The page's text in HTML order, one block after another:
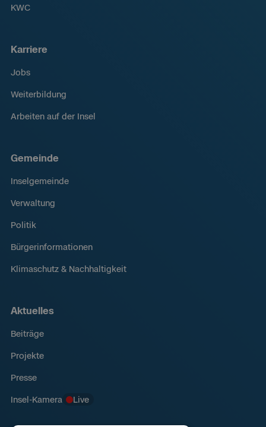
KWC
Karriere
Jobs
Weiterbildung
Arbeiten auf der Insel
Gemeinde
Inselgemeinde
Verwaltung
Politik
Bürgerinformationen
Klimaschutz & Nachhaltigkeit
Aktuelles
Beiträge
Projekte
Presse
Insel-Kamera Live